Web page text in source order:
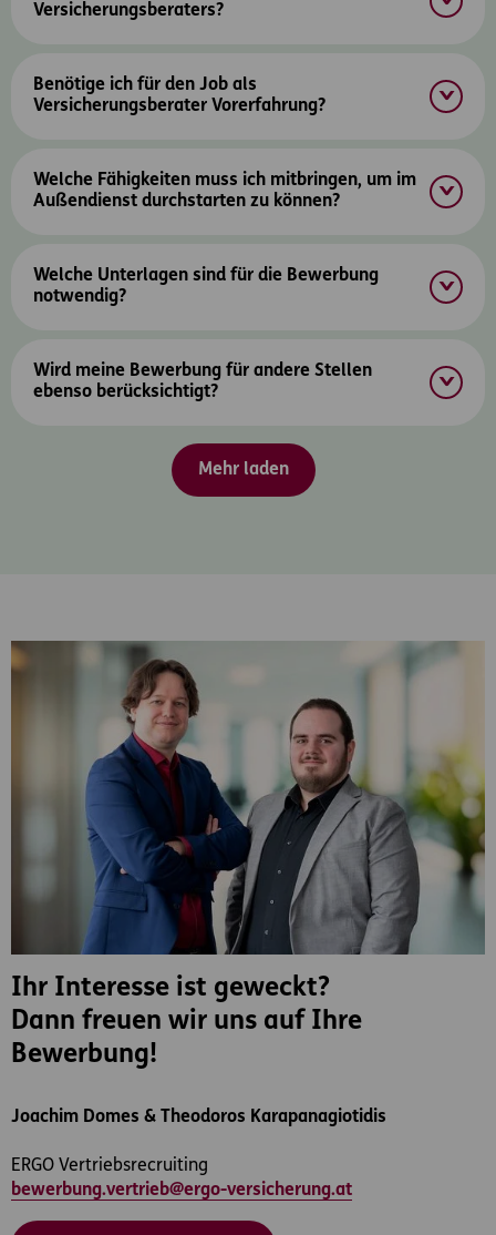
Versicherungsberaters?
Benötige ich für den Job als
Versicherungsberater Vorerfahrung?
Welche Fähigkeiten muss ich mitbringen, um im
Außendienst durchstarten zu können?
Welche Unterlagen sind für die Bewerbung
notwendig?
Wird meine Bewerbung für andere Stellen
ebenso berücksichtigt?
Mehr laden
Ihr Interesse ist geweckt?
Dann freuen wir uns auf Ihre
Bewerbung!
Joachim Domes & Theodoros Karapanagiotidis
ERGO Vertriebsrecruiting
bewerbung.vertrieb@ergo-versicherung.at